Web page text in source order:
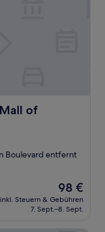
of
Boulevard entfernt
Der
Preis
beträgt
98 €
inkl. Steuern & Gebühren
7. Sept.–8. Sept.